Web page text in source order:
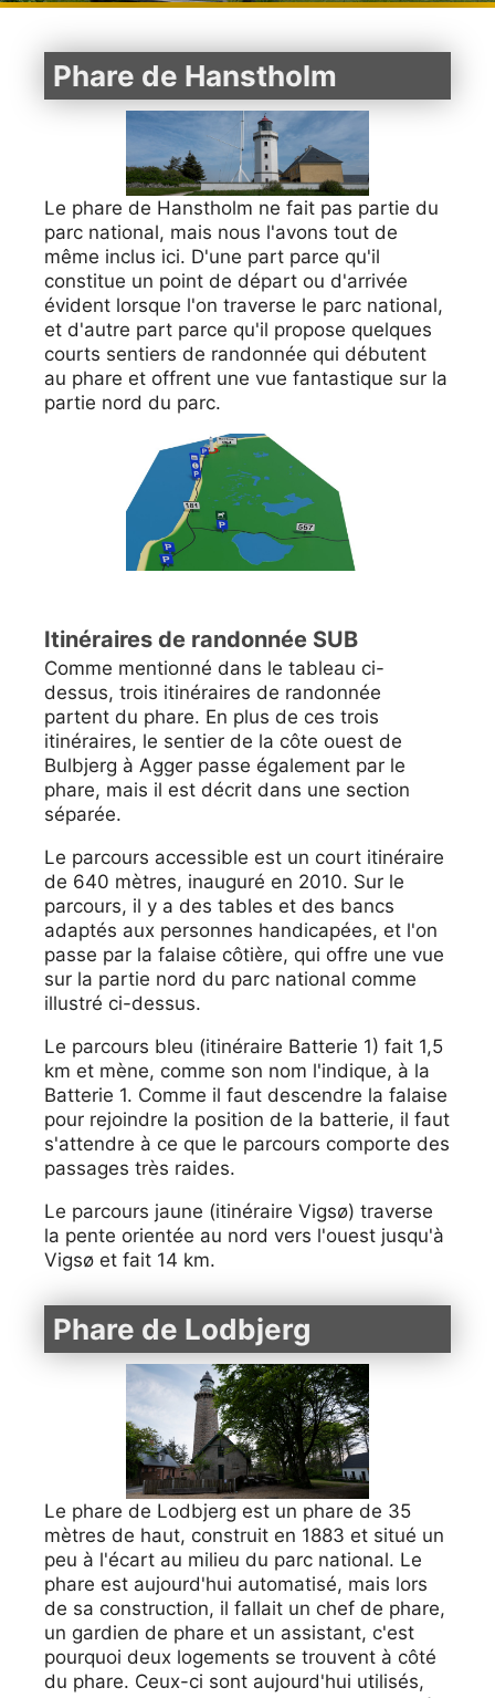
Phare de Hanstholm
Le phare de Hanstholm ne fait pas partie du
parc national, mais nous l'avons tout de
même inclus ici. D'une part parce qu'il
constitue un point de départ ou d'arrivée
évident lorsque l'on traverse le parc national,
et d'autre part parce qu'il propose quelques
courts sentiers de randonnée qui débutent
au phare et offrent une vue fantastique sur la
partie nord du parc.
Itinéraires de randonnée SUB
Comme mentionné dans le tableau ci-
dessus, trois itinéraires de randonnée
partent du phare. En plus de ces trois
itinéraires, le sentier de la côte ouest de
Bulbjerg à Agger passe également par le
phare, mais il est décrit dans une section
séparée.
Le parcours accessible est un court itinéraire
de 640 mètres, inauguré en 2010. Sur le
parcours, il y a des tables et des bancs
adaptés aux personnes handicapées, et l'on
passe par la falaise côtière, qui offre une vue
sur la partie nord du parc national comme
illustré ci-dessus.
Le parcours bleu (itinéraire Batterie 1) fait 1,5
km et mène, comme son nom l'indique, à la
Batterie 1. Comme il faut descendre la falaise
pour rejoindre la position de la batterie, il faut
s'attendre à ce que le parcours comporte des
passages très raides.
Le parcours jaune (itinéraire Vigsø) traverse
la pente orientée au nord vers l'ouest jusqu'à
Vigsø et fait 14 km.
Phare de Lodbjerg
Le phare de Lodbjerg est un phare de 35
mètres de haut, construit en 1883 et situé un
peu à l'écart au milieu du parc national. Le
phare est aujourd'hui automatisé, mais lors
de sa construction, il fallait un chef de phare,
un gardien de phare et un assistant, c'est
pourquoi deux logements se trouvent à côté
du phare. Ceux-ci sont aujourd'hui utilisés,